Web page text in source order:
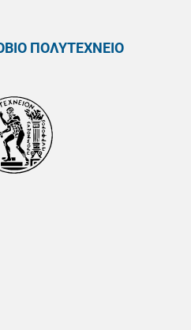
ΠΟΛΥΤΕΧΝΕΙΟ